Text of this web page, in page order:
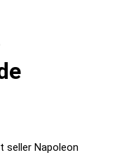
seller Napoleon